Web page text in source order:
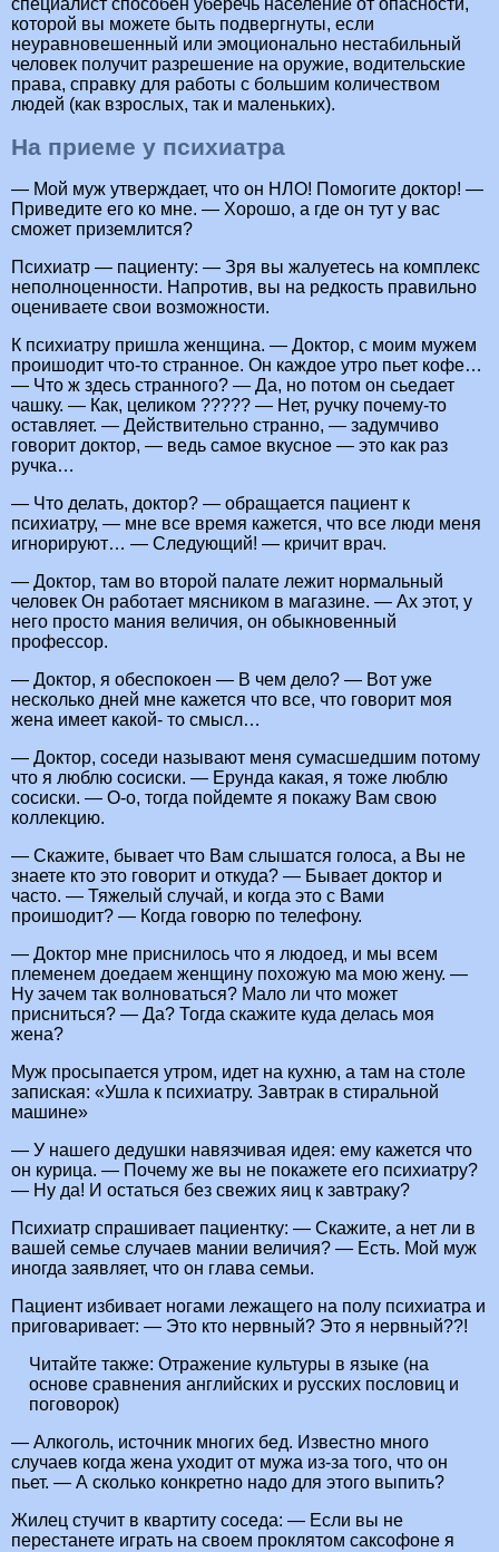
которой вы можете быть подвергнуты, если
неуравновешенный или эмоционально нестабильный
человек получит разрешение на оружие, водительские
права, справку для работы с большим количеством
людей (как взрослых, так и маленьких).
На приеме у психиатра
— Мой муж утверждает, что он НЛО! Помогите доктор! —
Приведите его ко мне. — Хорошо, а где он тут у вас
сможет приземлится?
Психиатр — пациенту: — Зря вы жалуетесь на комплекс
неполноценности. Напротив, вы на редкость правильно
оцениваете свои возможности.
К психиатру пришла женщина. — Доктор, с моим мужем
проишодит что-то странное. Он каждое утро пьет кофе…
— Что ж здесь странного? — Да, но потом он сьедает
чашку. — Как, целиком ????? — Нет, ручку почему-то
оставляет. — Действительно странно, — задумчиво
говорит доктор, — ведь самое вкусное — это как раз
ручка…
— Что делать, доктор? — обращается пациент к
психиатру, — мне все время кажется, что все люди меня
игнорируют… — Следующий! — кричит врач.
— Доктор, там во второй палате лежит нормальный
человек Он работает мясником в магазине. — Ах этот, у
него просто мания величия, он обыкновенный
профессор.
— Доктор, я обеспокоен — В чем дело? — Вот уже
несколько дней мне кажется что все, что говорит моя
жена имеет какой- то смысл…
— Доктор, соседи называют меня сумасшедшим потому
что я люблю сосиски. — Ерунда какая, я тоже люблю
сосиски. — О-о, тогда пойдемте я покажу Вам свою
коллекцию.
— Скажите, бывает что Вам слышатся голоса, а Вы не
знаете кто это говорит и откуда? — Бывает доктор и
часто. — Тяжелый случай, и когда это с Вами
проишодит? — Когда говорю по телефону.
— Доктор мне приснилось что я людоед, и мы всем
племенем доедаем женщину похожую ма мою жену. —
Ну зачем так волноваться? Мало ли что может
присниться? — Да? Тогда скажите куда делась моя
жена?
Муж просыпается утром, идет на кухню, а там на столе
запиская: «Ушла к психиатру. Завтрак в стиральной
машине»
— У нашего дедушки навязчивая идея: ему кажется что
он курица. — Почему же вы не покажете его психиатру?
— Ну да! И остаться без свежих яиц к завтраку?
Психиатр спрашивает пациентку: — Скажите, а нет ли в
вашей семье случаев мании величия? — Есть. Мой муж
иногда заявляет, что он глава семьи.
Пациент избивает ногами лежащего на полу психиатра и
приговаривает: — Это кто нервный? Это я нервный??!
Читайте также: Отражение культуры в языке (на
основе сравнения английских и русских пословиц и
поговорок)
— Алкоголь, источник многих бед. Известно много
случаев когда жена уходит от мужа из-за того, что он
пьет. — А сколько конкретно надо для этого выпить?
Жилец стучит в квартиту соседа: — Если вы не
перестанете играть на своем проклятом саксофоне я